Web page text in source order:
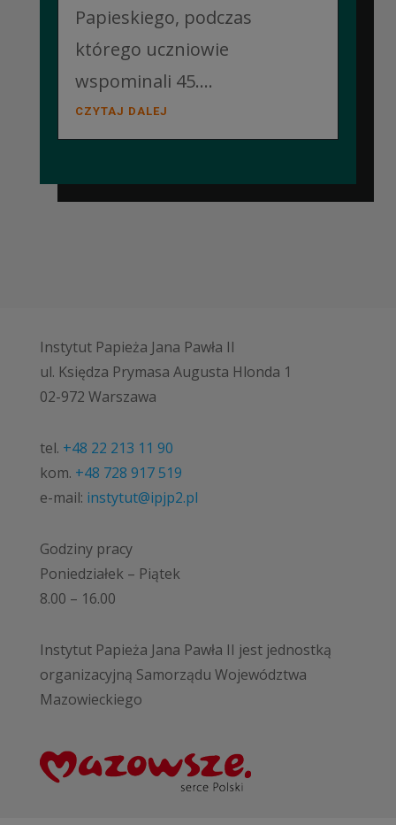
Papieskiego, podczas
którego uczniowie
wspominali 45....
CZYTAJ DALEJ
Instytut Papieża Jana Pawła II
ul. Księdza Prymasa Augusta Hlonda 1
02-972 Warszawa
tel. +48 22 213 11 90
kom. +48 728 917 519
e-mail: instytut@ipjp2.pl
Godziny pracy
Poniedziałek – Piątek
8.00 – 16.00
Instytut Papieża Jana Pawła II jest jednostką
organizacyjną Samorządu Województwa
Mazowieckiego